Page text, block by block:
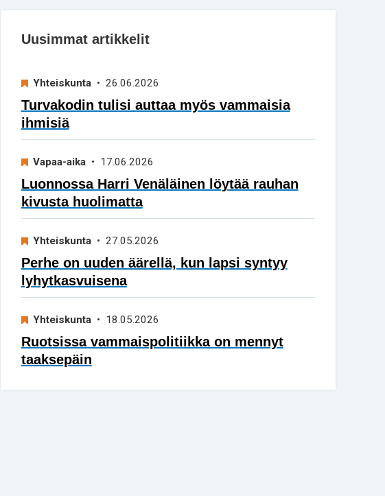
Uusimmat artikkelit
Yhteiskunta• 26.06.2026
Turvakodin tulisi auttaa myös vammaisia
ihmisiä
Vapaa-aika• 17.06.2026
Luonnossa Harri Venäläinen löytää rauhan
kivusta huolimatta
Yhteiskunta• 27.05.2026
Perhe on uuden äärellä, kun lapsi syntyy
lyhytkasvuisena
Yhteiskunta• 18.05.2026
Ruotsissa vammaispolitiikka on mennyt
taaksepäin